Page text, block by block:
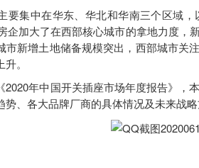
要集中在华东、华北和华南三个区域
企加大了在西部核心城市的拿地力度
市新增土地储备规模突出，西部城市关
。
2020年中国开关插座市场年度报告》，
势、各大品牌厂商的具体情况及未来战